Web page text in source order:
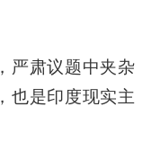
严肃议题中夹杂
也是印度现实主